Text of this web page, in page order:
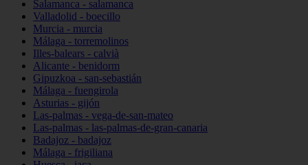
Salamanca - salamanca
Valladolid - boecillo
Murcia - murcia
Málaga - torremolinos
Illes-balears - calvià
Alicante - benidorm
Gipuzkoa - san-sebastián
Málaga - fuengirola
Asturias - gijón
Las-palmas - vega-de-san-mateo
Las-palmas - las-palmas-de-gran-canaria
Badajoz - badajoz
Málaga - frigiliana